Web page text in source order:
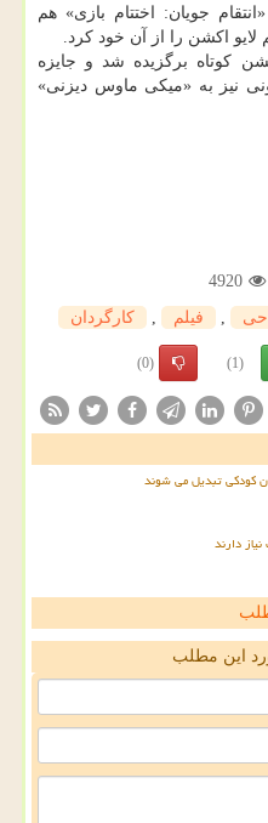
جویان: اختتام بازی» هم
اكشن را از آن خود كرد.
كوتاه برگزیده شد و جایزه
نیز به «میكی ماوس دیزنی»
4920
, فیلم , كارگردان
(1)
(0)
کودکی تبدیل می شوند
دارند
این مطلب